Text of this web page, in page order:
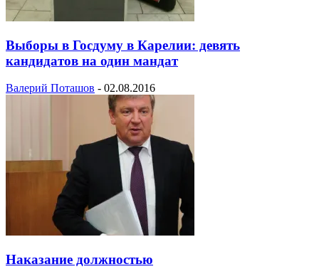
Выборы в Госдуму в Карелии: девять
кандидатов на один мандат
Валерий Поташов - 02.08.2016
Наказание должностью